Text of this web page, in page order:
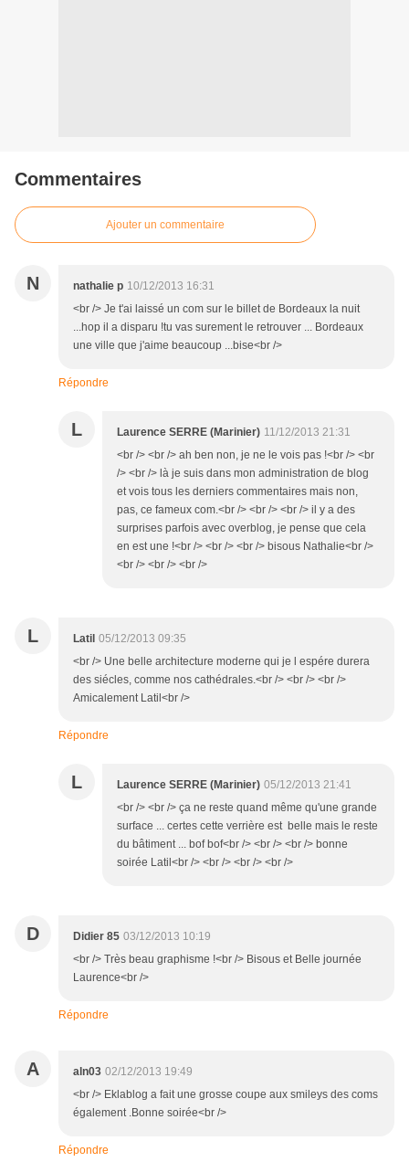
Commentaires
Ajouter un commentaire
N nathalie p 10/12/2013 16:31
<br /> Je t'ai laissé un com sur le billet de Bordeaux la nuit
...hop il a disparu !tu vas surement le retrouver ... Bordeaux
une ville que j'aime beaucoup ...bise<br />
Répondre
L Laurence SERRE (Marinier) 11/12/2013 21:31
<br /> <br /> ah ben non, je ne le vois pas !<br /> <br
/> <br /> là je suis dans mon administration de blog
et vois tous les derniers commentaires mais non,
pas, ce fameux com.<br /> <br /> <br /> il y a des
surprises parfois avec overblog, je pense que cela
en est une !<br /> <br /> <br /> bisous Nathalie<br />
<br /> <br /> <br />
L Latil 05/12/2013 09:35
<br /> Une belle architecture moderne qui je l espére durera
des siécles, comme nos cathédrales.<br /> <br /> <br />
Amicalement Latil<br />
Répondre
L Laurence SERRE (Marinier) 05/12/2013 21:41
<br /> <br /> ça ne reste quand même qu'une grande
surface ... certes cette verrière est belle mais le reste
du bâtiment ... bof bof<br /> <br /> <br /> bonne
soirée Latil<br /> <br /> <br /> <br />
D Didier 85 03/12/2013 10:19
<br /> Très beau graphisme !<br /> Bisous et Belle journée
Laurence<br />
Répondre
A aln03 02/12/2013 19:49
<br /> Eklablog a fait une grosse coupe aux smileys des coms
également .Bonne soirée<br />
Répondre